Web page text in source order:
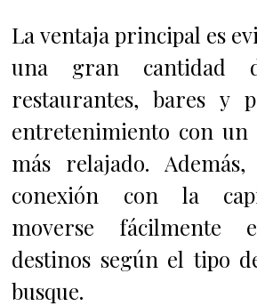
La ventaja principal es
una gran cantidad
restaurantes, bares y
entretenimiento con
más relajado.
conexión con la
moverse fácilmente
destinos según el tipo
busque.